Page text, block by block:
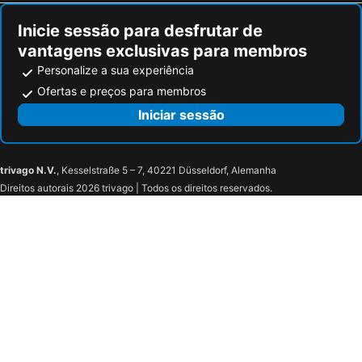
Inicie sessão para desfrutar de
vantagens exclusivas para membros
Personalize a sua experiência
Ofertas e preços para membros
Iniciar sessão
trivago N.V., Kesselstraße 5 – 7, 40221 Düsseldorf, Alemanha
Direitos autorais 2026 trivago | Todos os direitos reservados.